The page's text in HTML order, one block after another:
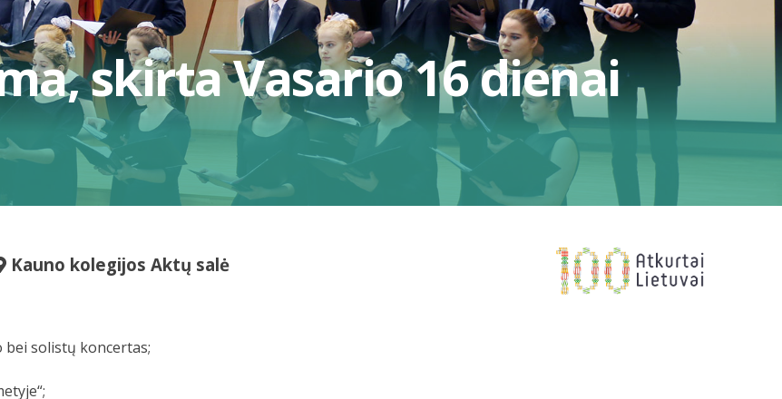
skirta Vasario 16 dienai
Kauno kolegijos Aktų salė
bei solistų koncertas;